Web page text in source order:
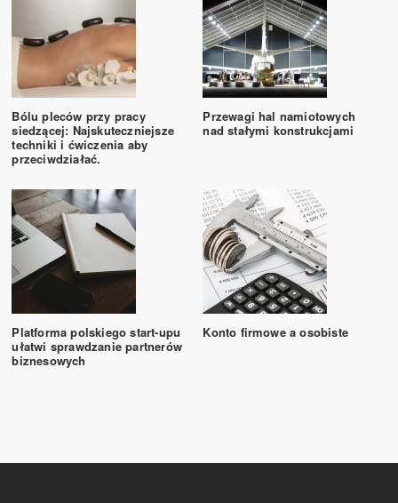
Bólu pleców przy pracy
siedzącej: Najskuteczniejsze
techniki i ćwiczenia aby
przeciwdziałać.
Przewagi hal namiotowych
nad stałymi konstrukcjami
Platforma polskiego start-upu
ułatwi sprawdzanie partnerów
biznesowych
Konto firmowe a osobiste